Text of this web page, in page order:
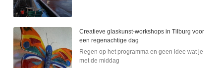
Creatieve glaskunst-workshops in Tilburg voor
een regenachtige dag
Regen op het programma en geen idee wat je
met de middag